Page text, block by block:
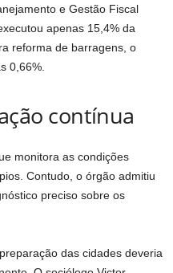
e Gestão Fiscal
apenas 15,4% da
reforma de barragens, o
0,66%.
contínua
monitora as condições
Contudo, o órgão admitiu
preciso sobre os
das cidades deveria